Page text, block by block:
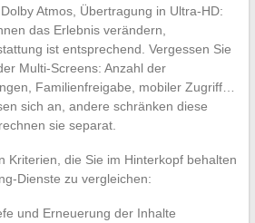
Atmos, Übertragung in Ultra-HD:
das Erlebnis verändern,
ist entsprechend. Vergessen Sie
Multi-Screens: Anzahl der
Familienfreigabe, mobiler Zugriff…
sich an, andere schränken diese
sie separat.
Kriterien, die Sie im Hinterkopf behalten
Dienste zu vergleichen:
und Erneuerung der Inhalte